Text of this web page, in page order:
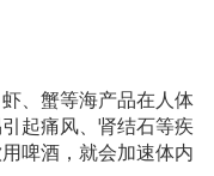
、蟹等海产品在人体
起痛风、肾结石等疾
啤酒，就会加速体内